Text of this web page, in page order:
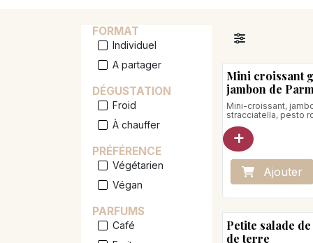
FORMAT
Individuel
A partager
DÉGUSTATION
Froid
À chauffer
PRÉFÉRENCE
Végétarien
Végan
PARFUMS
Café
Mini croissant
jambon de
Mini-croissant,
stracciatella, pesto
tomate, parmesan
Poids net : 60g
Ajouter
Petite salade
de terre